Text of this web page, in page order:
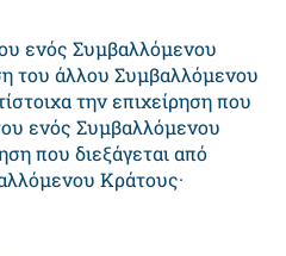
ενός Συμβαλλόμενου
του άλλου Συμβαλλόμενου
την επιχείρηση που
ενός Συμβαλλόμενου
που διεξάγεται από
Kράτους·